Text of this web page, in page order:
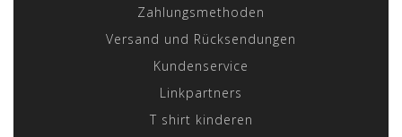
Zahlungsmethoden
Versand und Rücksendungen
Kundenservice
Linkpartners
T shirt kinderen